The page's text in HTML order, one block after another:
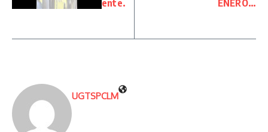
ente.
ENERO…
UGTSPCLM